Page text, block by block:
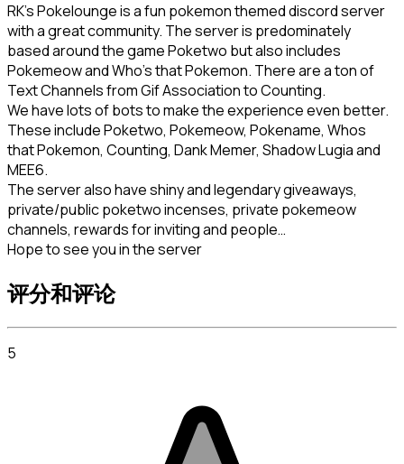
RK’s Pokelounge is a fun pokemon themed discord server
with a great community. The server is predominately
based around the game Poketwo but also includes
Pokemeow and Who’s that Pokemon. There are a ton of
Text Channels from Gif Association to Counting.
We have lots of bots to make the experience even better.
These include Poketwo, Pokemeow, Pokename, Whos
that Pokemon, Counting, Dank Memer, Shadow Lugia and
MEE6.
The server also have shiny and legendary giveaways,
private/public poketwo incenses, private pokemeow
channels, rewards for inviting and people…
Hope to see you in the server
评分和评论
5